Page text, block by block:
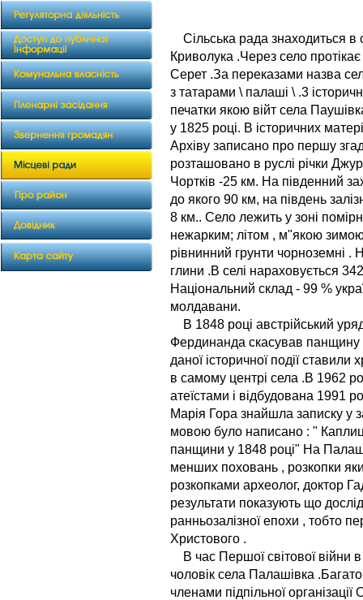
Сільська рада знаходиться в
Криволука .Через село
Серет .За переказами назва
з татарами \ палаші \ .3
печатки якою війт села
у 1825 році. В історичних
Архіву записано про першу
розташовано в руслі річки
Чортків -25 км. На південний
до якого 90 км, на південь
8 км.. Село лежить у зоні
нежарким; літом , м"якою зимою
рівнинний грунти чорноземні .
глини .В селі нараховується
Національний склад - 99 %
молдавани.
В 1848 році австрійський
Фердинанда скасував панщину
даної історичної події
в самому центрі села .В 1962
атеїстами і відбудована 1991
Марія Гора знайшла записку у
мовою було написано : "
панщини у 1848 році" На
менших поховань , розкопки
розкопками археолог, доктор
результати показують що
ранньозалізної епохи , тобто
Христового .
В час Першої світової війни в
чоловік села Палашівка
членами підпільної